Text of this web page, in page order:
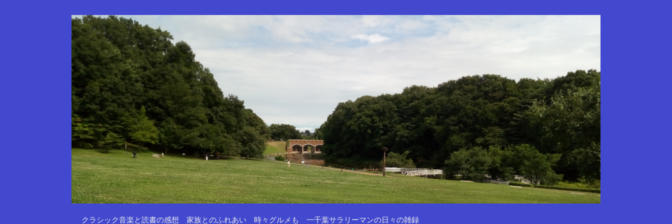
クラシック音楽と読書の感想 家族とのふれあい 時々グルメも 一千葉サラリーマンの日々の雑録